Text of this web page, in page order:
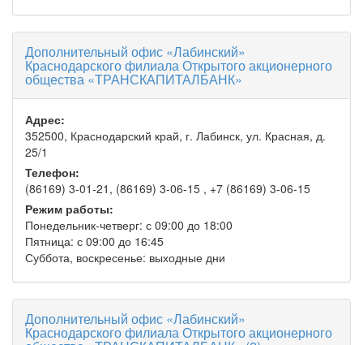
Дополнительный офис «Лабинский»
Краснодарского филиала Открытого акционерного
общества «ТРАНСКАПИТАЛБАНК»
Адрес:
352500, Краснодарский край, г. Лабинск, ул. Красная, д.
25/1
Телефон:
(86169) 3-01-21, (86169) 3-06-15 , +7 (86169) 3-06-15
Режим работы:
Понедельник-четверг: с 09:00 до 18:00
Пятница: с 09:00 до 16:45
Суббота, воскресенье: выходные дни
Дополнительный офис «Лабинский»
Краснодарского филиала Открытого акционерного